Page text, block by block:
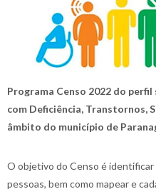
Programa Censo 2022 do
com Deficiência, Transtornos,
âmbito do município de
O objetivo do Censo é
pessoas, bem como mapear e